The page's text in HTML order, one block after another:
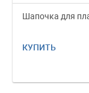
Шапочка для
КУПИТЬ